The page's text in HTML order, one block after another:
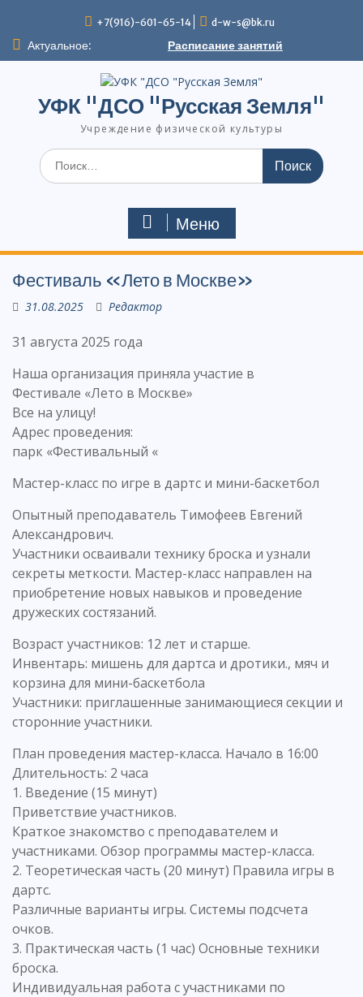
содержимому
+7(916)-601-65-14 d-w-s@bk.ru
Актуальное: Расписание занятий
УФК "ДСО "Русская Земля"
Учреждение физической культуры
Поиск
по:
Меню
Фестиваль «Лето в Москве»
31.08.2025 Редактор
31 августа 2025 года
Наша организация приняла участие в
Фестивале «Лето в Москве»
Все на улицу!
Адрес проведения:
парк «Фестивальный «
Мастер-класс по игре в дартс и мини-баскетбол
Опытный преподаватель Тимофеев Евгений
Александрович.
Участники осваивали технику броска и узнали
секреты меткости. Мастер-класс направлен на
приобретение новых навыков и проведение
дружеских состязаний.
Возраст участников: 12 лет и старше.
Инвентарь: мишень для дартса и дротики., мяч и
корзина для мини-баскетбола
Участники: приглашенные занимающиеся секции и
сторонние участники.
План проведения мастер-класса. Начало в 16:00
Длительность: 2 часа
1. Введение (15 минут)
Приветствие участников.
Краткое знакомство с преподавателем и
участниками. Обзор программы мастер-класса.
2. Теоретическая часть (20 минут) Правила игры в
дартс.
Различные варианты игры. Системы подсчета
очков.
3. Практическая часть (1 час) Основные техники
броска.
Индивидуальная работа с участниками по